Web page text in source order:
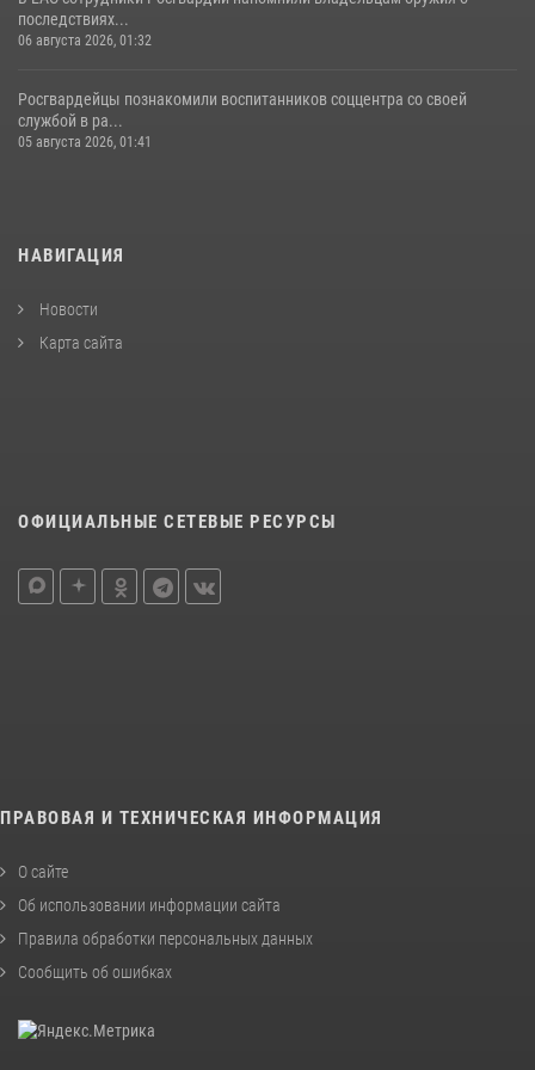
последствиях...
06 августа 2026, 01:32
Росгвардейцы познакомили воспитанников соццентра со своей
службой в ра...
05 августа 2026, 01:41
НАВИГАЦИЯ
Новости
Карта сайта
ОФИЦИАЛЬНЫЕ СЕТЕВЫЕ РЕСУРСЫ
ПРАВОВАЯ И ТЕХНИЧЕСКАЯ ИНФОРМАЦИЯ
О сайте
Об использовании информации сайта
Правила обработки персональных данных
Сообщить об ошибках